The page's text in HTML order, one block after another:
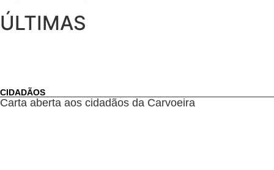
ÚLTIMAS
CIDADÃOS
Carta aberta aos cidadãos da Carvoeira